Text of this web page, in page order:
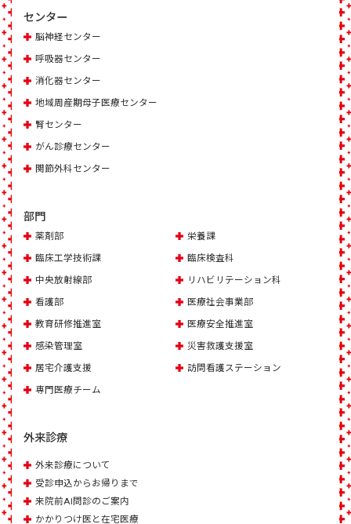
センター
脳神経センター
呼吸器センター
消化器センター
地域周産期母子医療センター
腎センター
がん診療センター
関節外科センター
部門
薬剤部
栄養課
臨床工学技術課
臨床検査科
中央放射線部
リハビリテーション科
看護部
医療社会事業部
教育研修推進室
医療安全推進室
感染管理室
災害救護支援室
居宅介護支援
訪問看護ステーション
専門医療チーム
外来診療
外来診療について
受診申込からお帰りまで
来院前AI問診のご案内
かかりつけ医と在宅医療